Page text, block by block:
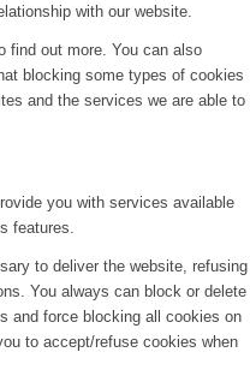
with our website.
find out more. You can also
blocking some types of cookies
and the services we are able to
you with services available
features.
to deliver the website, refusing
You always can block or delete
and force blocking all cookies on
to accept/refuse cookies when